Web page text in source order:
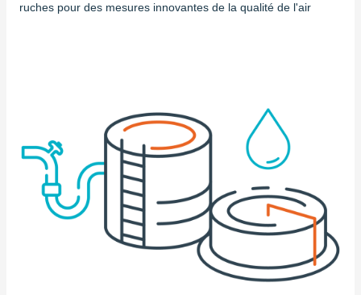
ruches pour des mesures innovantes de la qualité de l'air